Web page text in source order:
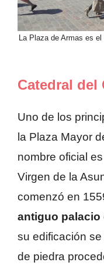
La Plaza de Armas es
Catedral del
Uno de los
la Plaza Mayor
nombre oficial
Virgen de la
comenzó en
antiguo palacio
su edificación
de piedra